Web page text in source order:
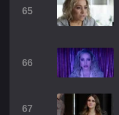
65
66
67